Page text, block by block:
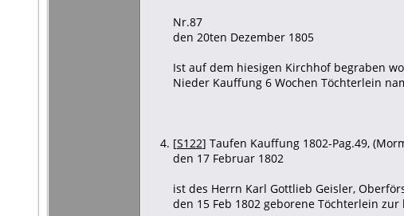
Nr.87
den 20ten Dezember 1805
Ist auf dem hiesigen Kirchhof begraben
Nieder Kauffung 6 Wochen Töchterlein
[S122] Taufen Kauffung 1802-Pag.49,
den 17 Februar 1802
ist des Herrn Karl Gottlieb Geisler,
den 15 Feb 1802 geborene Töchterlein